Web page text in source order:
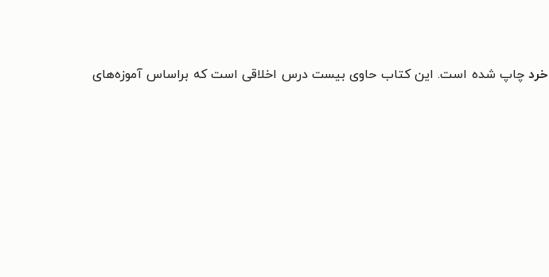
خردچاپ شده است. این کتاب حاوی بیست درس اخلاقی است که براساس آموزه‌های